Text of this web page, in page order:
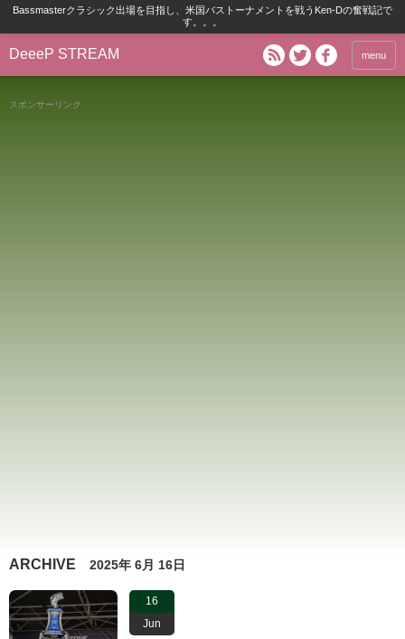
Bassmasterクラシック出場を目指し、米国バストーナメントを戦うKen-Dの奮戦記で
す。。。
DeeeP STREAM menu
スポンサーリンク
ARCHIVE 2025年 6月 16日
16
Jun